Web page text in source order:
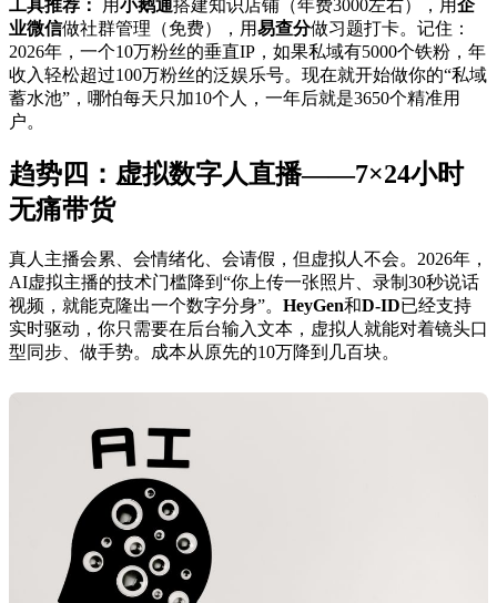
工具推荐： 用小鹅通搭建知识店铺（年费3000左右），用企
业微信做社群管理（免费），用易查分做习题打卡。记住：
2026年，一个10万粉丝的垂直IP，如果私域有5000个铁粉，年
收入轻松超过100万粉丝的泛娱乐号。现在就开始做你的“私域
蓄水池”，哪怕每天只加10个人，一年后就是3650个精准用
户。
趋势四：虚拟数字人直播——7×24小时
无痛带货
真人主播会累、会情绪化、会请假，但虚拟人不会。2026年，
AI虚拟主播的技术门槛降到“你上传一张照片、录制30秒说话
视频，就能克隆出一个数字分身”。 HeyGen和D-ID已经支持
实时驱动，你只需要在后台输入文本，虚拟人就能对着镜头口
型同步、做手势。成本从原先的10万降到几百块。